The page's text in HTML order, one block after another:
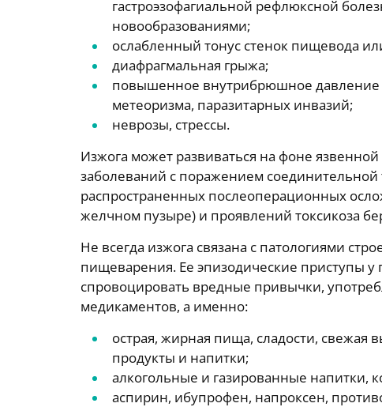
гастроэзофагиальной рефлюксной
новообразованиями;
ослабленный тонус стенок пищевода
диафрагмальная грыжа;
повышенное внутрибрюшное давление
метеоризма, паразитарных инвазий;
неврозы, стрессы.
Изжога может развиваться на фоне
заболеваний с поражением соединительной
распространенных послеоперационных
желчном пузыре) и проявлений токсикоза
Не всегда изжога связана с патологиями
пищеварения. Ее эпизодические приступы у
спровоцировать вредные привычки,
медикаментов, а именно:
острая, жирная пища, сладости, свежая
продукты и напитки;
алкогольные и газированные напитки,
аспирин, ибупрофен, напроксен,